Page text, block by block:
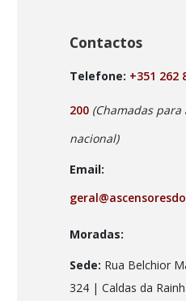
Contactos
Telefone: +351 262
200 (Chamadas para
nacional)
Email:
Moradas:
Sede: Rua Belchior
324 | Caldas da